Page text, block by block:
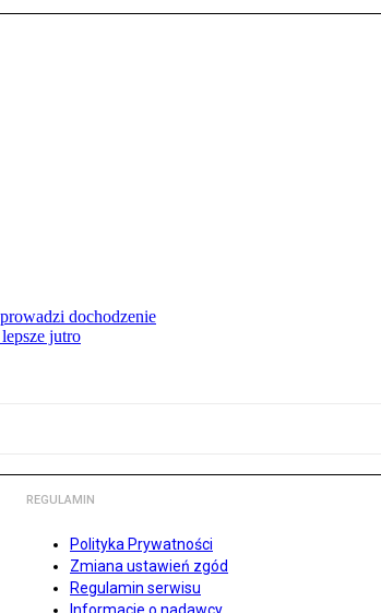
dochodzenie
jutro
REGULAMIN
Polityka Prywatności
Zmiana ustawień zgód
Regulamin serwisu